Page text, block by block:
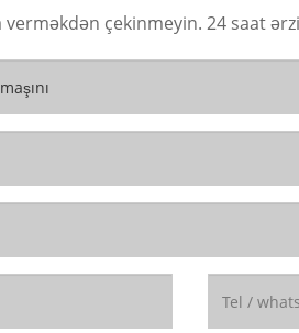
verməkdən çekinmeyin. 24 saat